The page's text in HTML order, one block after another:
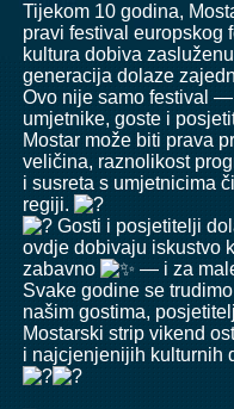
Tijekom 10 godina,
pravi festival
kultura dobiva
generacija dolaze
Ovo nije samo festival
umjetnike, goste i
Mostar može biti prava
veličina, raznolikost
i susreta s umjetnicima
regiji.
Gosti i posjetitelji
ovdje dobivaju iskustvo
zabavno
— i za
Svake godine se
našim gostima,
Mostarski strip vikend
i najcjenjenijih kulturnih